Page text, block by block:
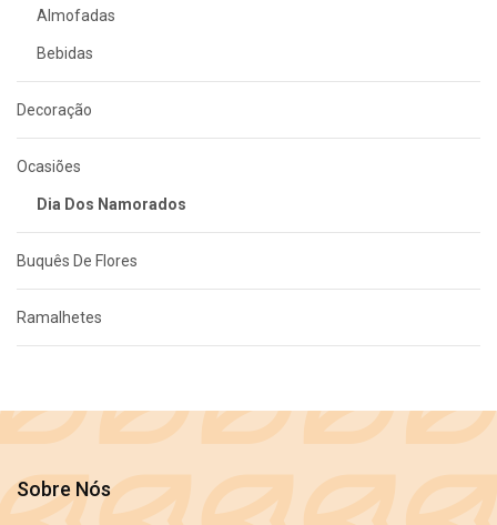
Almofadas
Bebidas
Decoração
Ocasiões
Dia Dos Namorados
Buquês De Flores
Ramalhetes
Sobre Nós